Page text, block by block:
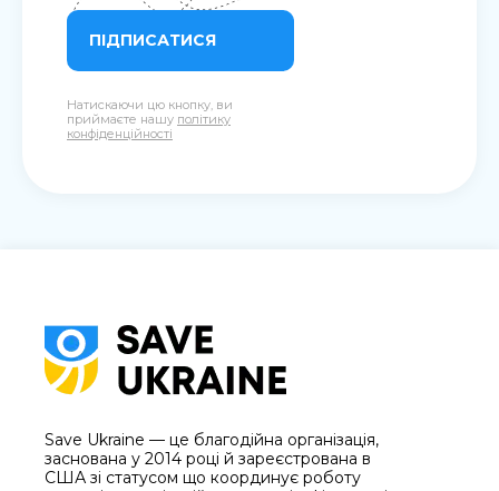
ПІДПИСАТИСЯ
Натискаючи цю кнопку, ви
приймаєте нашу політику
конфіденційності
Save Ukraine — це благодійна організація,
заснована у 2014 році й зареєстрована в
США зі статусом що координує роботу